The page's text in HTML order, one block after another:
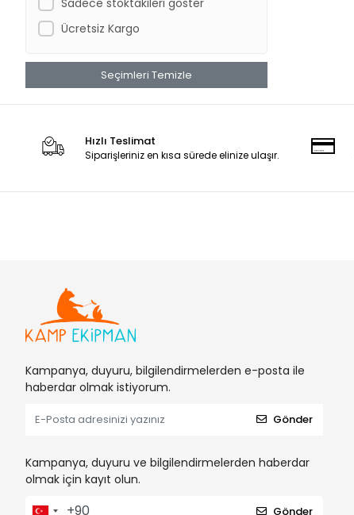
DFT
Discovery
Ferrino
High Peak
Husky
Jeep
La Sportiva
Laporte
Leader
Ücretsiz Kargo
Seçimleri Temizle
Hızlı Teslimat
Siparişleriniz en kısa sürede elinize ulaşır.
Kampanya, duyuru, bilgilendirmelerden e-posta ile
haberdar olmak istiyorum.
Gönder
Kampanya, duyuru ve bilgilendirmelerden haberdar
olmak için kayıt olun.
Gönder